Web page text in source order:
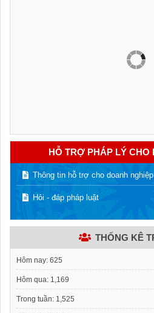
HỖ TRỢ PHÁP LÝ CHO
Thông tin hỗ trợ cho doanh nghiệp
Hỏi - đáp pháp luật
THỐNG KÊ
Hôm nay: 625
Hôm qua: 1,169
Trong tuần: 1,525